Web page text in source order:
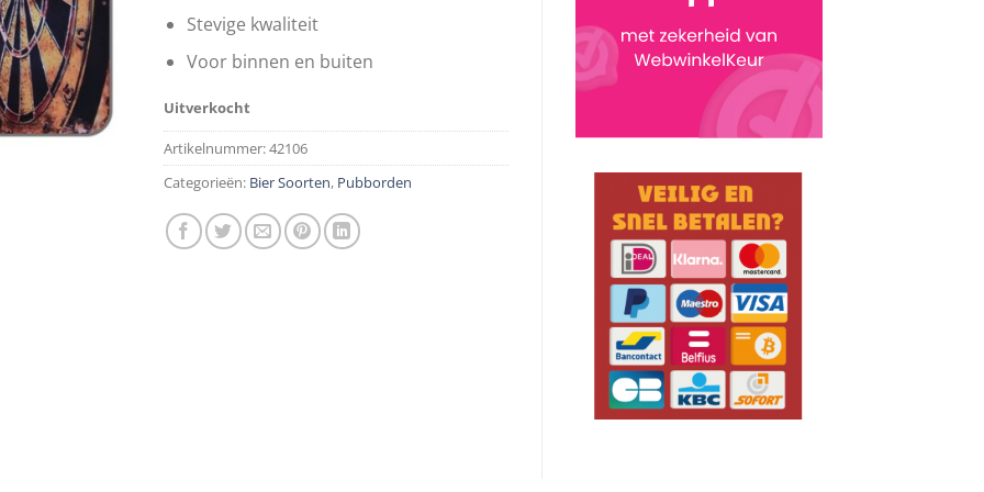
Stevige kwaliteit
Voor binnen en buiten
Uitverkocht
Artikelnummer:42106
Categorieën: Bier Soorten, Pubborden